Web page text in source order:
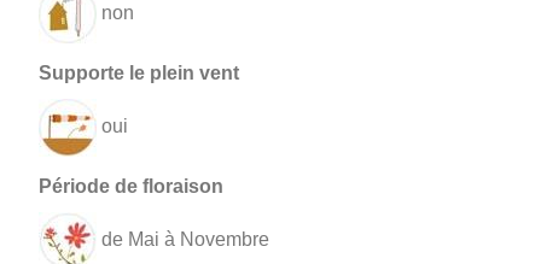
non
oui
de Mai à Novembre